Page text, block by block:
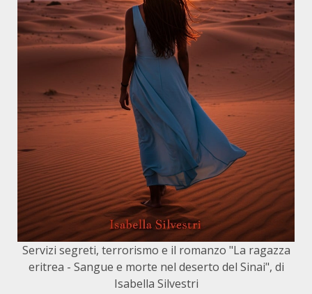
Servizi segreti, terrorismo e il romanzo "La ragazza
eritrea - Sangue e morte nel deserto del Sinai", di
Isabella Silvestri